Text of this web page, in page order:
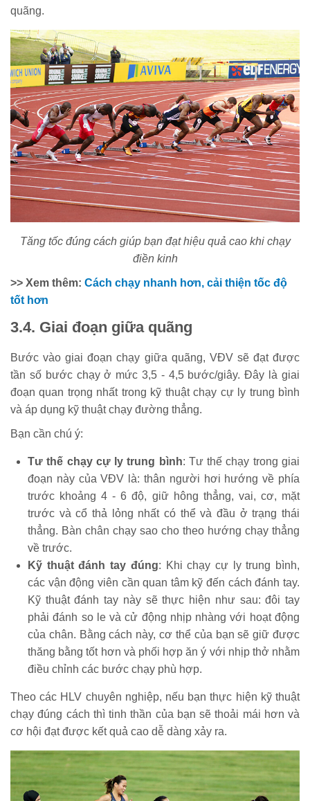
quãng.
Tăng tốc đúng cách giúp bạn đạt hiệu quả cao khi chạy
điền kinh
>> Xem thêm: Cách chạy nhanh hơn, cải thiện tốc độ
tốt hơn
3.4. Giai đoạn giữa quãng
Bước vào giai đoạn chạy giữa quãng, VĐV sẽ đạt được
tần số bước chạy ở mức 3,5 - 4,5 bước/giây. Đây là giai
đoạn quan trọng nhất trong kỹ thuật chạy cự ly trung bình
và áp dụng kỹ thuật chạy đường thẳng.
Bạn cần chú ý:
Tư thế chạy cự ly trung bình: Tư thế chạy trong giai
đoạn này của VĐV là: thân người hơi hướng về phía
trước khoảng 4 - 6 độ, giữ hông thẳng, vai, cơ, mặt
trước và cổ thả lỏng nhất có thể và đầu ở trạng thái
thẳng. Bàn chân chạy sao cho theo hướng chạy thẳng
về trước.
Kỹ thuật đánh tay đúng: Khi chạy cự ly trung bình,
các vận động viên cần quan tâm kỹ đến cách đánh tay.
Kỹ thuật đánh tay này sẽ thực hiện như sau: đôi tay
phải đánh so le và cử động nhịp nhàng với hoạt động
của chân. Bằng cách này, cơ thể của bạn sẽ giữ được
thăng bằng tốt hơn và phối hợp ăn ý với nhịp thở nhằm
điều chỉnh các bước chạy phù hợp.
Theo các HLV chuyên nghiệp, nếu bạn thực hiện kỹ thuật
chạy đúng cách thì tinh thần của bạn sẽ thoải mái hơn và
cơ hội đạt được kết quả cao dễ dàng xảy ra.